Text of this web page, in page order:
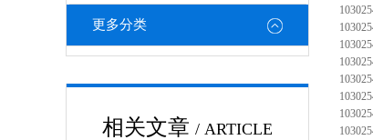
更多分类
相关文章 / ARTICLE